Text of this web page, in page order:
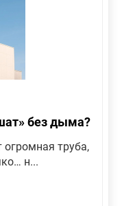
без дыма?
труба,
н...